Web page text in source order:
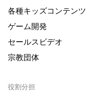
各種キッズコンテンツ
ゲーム開発
セールスビデオ
宗教団体
役割分担